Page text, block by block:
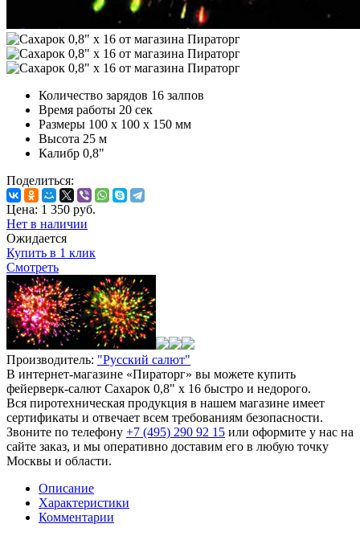
Количество зарядов 16 залпов
Время работы 20 сек
Размеры 100 х 100 х 150 мм
Высота 25 м
Калибр 0,8"
Поделиться:
Цена: 1 350 руб.
Нет в наличии
Ожидается
Купить в 1 клик
Смотреть
Производитель: "Русский салют"
В интернет-магазине «Пираторг» вы можете купить
фейерверк-салют Сахарок 0,8" х 16 быстро и недорого.
Вся пиротехническая продукция в нашем магазине имеет
сертификаты и отвечает всем требованиям безопасности.
Звоните по телефону +7 (495) 290 92 15 или оформите у нас на
сайте заказ, и мы оперативно доставим его в любую точку
Москвы и области.
Описание
Характеристики
Комментарии